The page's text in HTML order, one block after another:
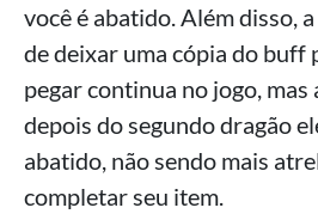
você é abatido. Além disso,
de deixar uma cópia do buff
pegar continua no jogo, mas
depois do segundo dragão
abatido, não sendo mais
completar seu item.